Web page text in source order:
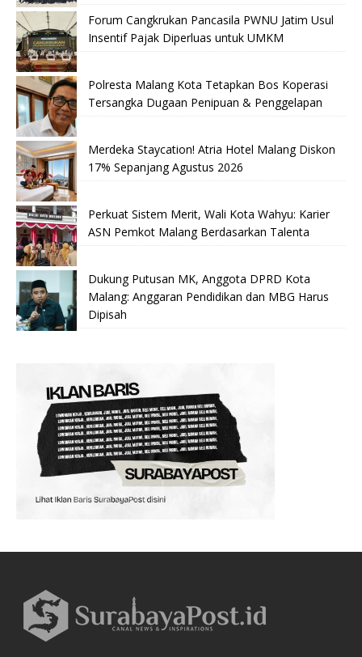
Forum Cangkrukan Pancasila PWNU Jatim Usul
Insentif Pajak Diperluas untuk UMKM
Polresta Malang Kota Tetapkan Bos Koperasi
Tersangka Dugaan Penipuan & Penggelapan
Merdeka Staycation! Atria Hotel Malang Diskon
17% Sepanjang Agustus 2026
Perkuat Sistem Merit, Wali Kota Wahyu: Karier
ASN Pemkot Malang Berdasarkan Talenta
Dukung Putusan MK, Anggota DPRD Kota
Malang: Anggaran Pendidikan dan MBG Harus
Dipisah